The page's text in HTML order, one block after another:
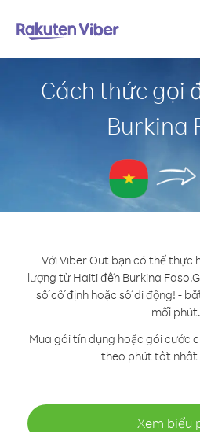
Cách thức gọi
Burkina
Với Viber Out bạn có thể thực
lượng từ Haiti đến Burkina Faso.
số cố định hoặc số di động! -
mỗi phút.
Mua gói tín dụng hoặc gói cước
theo phút tốt nhất
Xem biểu